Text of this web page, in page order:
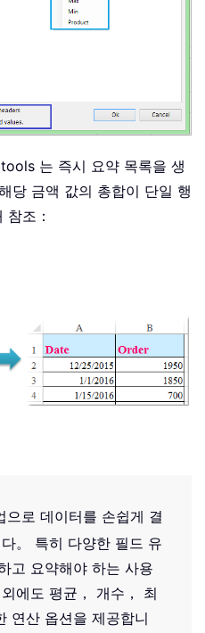
는 즉시 요약 목록을 생
당 금액 값의 총합이 단일 행
조：
으로 데이터를 손쉽게 결
。 특히 다양한 필드 유
고 요약해야 하는 사용
에도 평균， 개수， 최
연산 옵션을 제공합니